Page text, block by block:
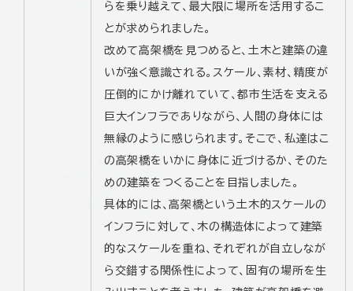
らを乗り越えて、最大限に場所を活用するこ
とが求められました。
改めて高架橋を見つめると、土木と建築の違
いが強く意識される。スケール、素材、精度が
圧倒的にかけ離れていて、都市生活を支える
巨大インフラでありながら、人間の身体には
無縁のように感じられます。そこで、私達はこ
の高架橋をいかに身体に近づけるか、そのた
めの建築をつくることを目指しました。
具体的には、高架橋という土木的スケールの
インフラに対して、木の構造体によって建築
的なスケールを重ね、それぞれが自立しなが
ら交錯する関係性によって、固有の場所を生